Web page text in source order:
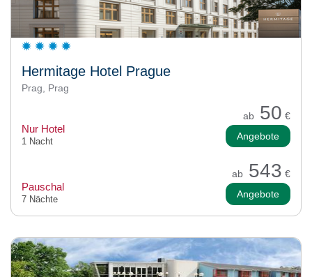
Hermitage Hotel Prague
Prag, Prag
ab 50 €
Nur Hotel
1 Nacht Angebote
ab 543 €
Pauschal
7 Nächte Angebote